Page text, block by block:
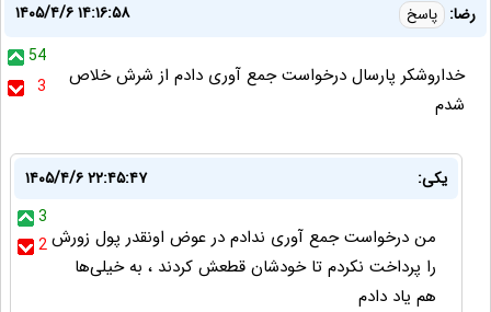
رضا: پاسخ
۱۴۰۵/۴/۶ ۱۴:۱۶:۵۸
54
3
خداروشکر پارسال درخواست جمع آوری دادم از شرش خلاص
شدم
یکی:
۱۴۰۵/۴/۶ ۲۲:۴۵:۴۷
3
2من درخواست جمع آوری ندادم در عوض اونقدر پول زورش
را پرداخت نکردم تا خودشان قطعش کردند ، به خیلی‌ها
هم یاد دادم